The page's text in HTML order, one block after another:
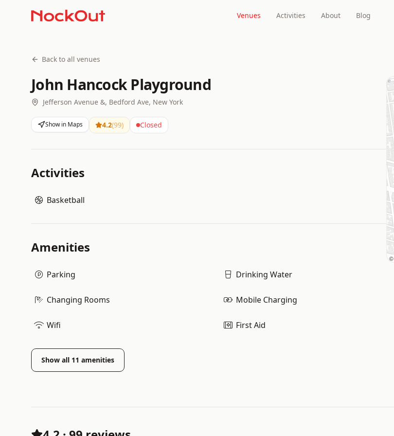
Venues Activities About Blog
Back to all venues
John Hancock Playground
Jefferson Avenue &, Bedford Ave, New York
Show in Maps 4.2(99) Closed
Activities
Basketball
Amenities
Parking Drinking Water
Changing Rooms Mobile Charging
Wifi First Aid
Show all 11 amenities
©